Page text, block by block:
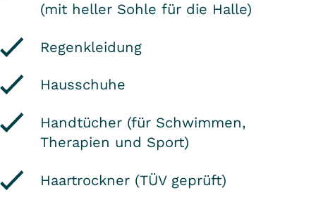
(mit heller Sohle für die Halle)
Regenkleidung
Hausschuhe
Handtücher (für Schwimmen,
Therapien und Sport)
Haartrockner (TÜV geprüft)